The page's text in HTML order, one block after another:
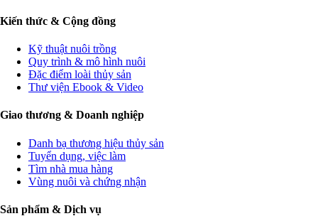
Kiến thức & Cộng đồng
Kỹ thuật nuôi trồng
Quy trình & mô hình nuôi
Đặc điểm loài thủy sản
Thư viện Ebook & Video
Giao thương & Doanh nghiệp
Danh bạ thương hiệu thủy sản
Tuyển dụng, việc làm
Tìm nhà mua hàng
Vùng nuôi và chứng nhận
Sản phẩm & Dịch vụ